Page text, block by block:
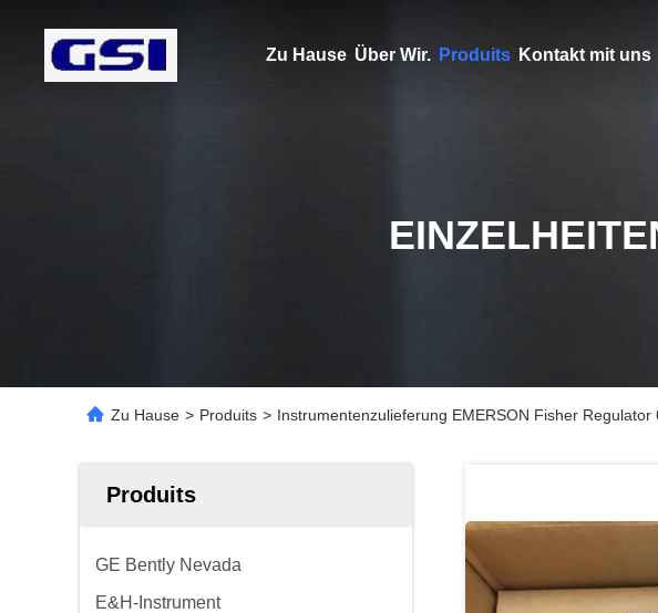
Zu Hause Über Wir. Produits Kontakt mit uns
Zu Hause > Produits > Instrumentenzulieferung EMERSON Fisher Regulator
Produits
GE Bently Nevada
E&H-Instrument